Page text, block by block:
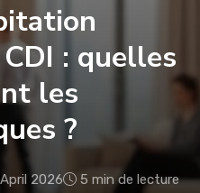
: quelles
les
?
2026 5 min de lecture